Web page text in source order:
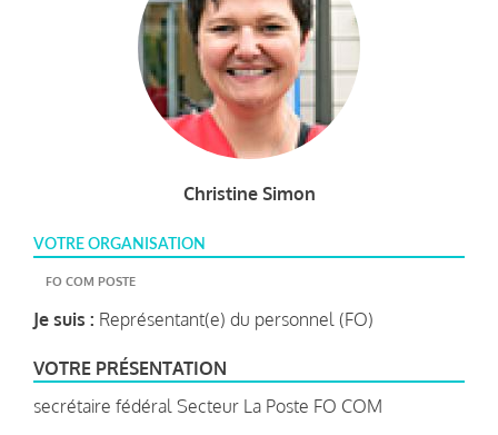
Christine Simon
VOTRE ORGANISATION
FO COM POSTE
Je suis : Représentant(e) du personnel (FO)
VOTRE PRÉSENTATION
secrétaire fédéral Secteur La Poste FO COM